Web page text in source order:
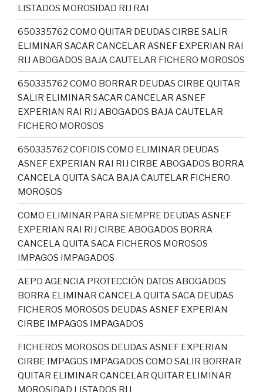
LISTADOS MOROSIDAD RIJ RAI
650335762 COMO QUITAR DEUDAS CIRBE SALIR
ELIMINAR SACAR CANCELAR ASNEF EXPERIAN RAI
RIJ ABOGADOS BAJA CAUTELAR FICHERO MOROSOS
650335762 COMO BORRAR DEUDAS CIRBE QUITAR
SALIR ELIMINAR SACAR CANCELAR ASNEF
EXPERIAN RAI RIJ ABOGADOS BAJA CAUTELAR
FICHERO MOROSOS
650335762 COFIDIS COMO ELIMINAR DEUDAS
ASNEF EXPERIAN RAI RIJ CIRBE ABOGADOS BORRA
CANCELA QUITA SACA BAJA CAUTELAR FICHERO
MOROSOS
COMO ELIMINAR PARA SIEMPRE DEUDAS ASNEF
EXPERIAN RAI RIJ CIRBE ABOGADOS BORRA
CANCELA QUITA SACA FICHEROS MOROSOS
IMPAGOS IMPAGADOS
AEPD AGENCIA PROTECCIÓN DATOS ABOGADOS
BORRA ELIMINAR CANCELA QUITA SACA DEUDAS
FICHEROS MOROSOS DEUDAS ASNEF EXPERIAN
CIRBE IMPAGOS IMPAGADOS
FICHEROS MOROSOS DEUDAS ASNEF EXPERIAN
CIRBE IMPAGOS IMPAGADOS COMO SALIR BORRAR
QUITAR ELIMINAR CANCELAR QUITAR ELIMINAR
MOROSIDAD LISTADOS RIJ